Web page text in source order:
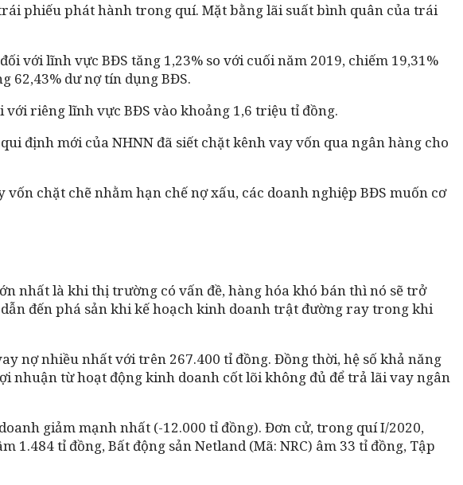
phiếu phát hành trong quí. Mặt bằng lãi suất bình quân của trái
với lĩnh vực BĐS tăng 1,23% so với cuối năm 2019, chiếm 19,31%
62,43% dư nợ tín dụng BĐS.
riêng lĩnh vực BĐS vào khoảng 1,6 triệu tỉ đồng.
định mới của NHNN đã siết chặt kênh vay vốn qua ngân hàng cho
chặt chẽ nhằm hạn chế nợ xấu, các doanh nghiệp BĐS muốn cơ
nhất là khi thị trường có vấn đề, hàng hóa khó bán thì nó sẽ trở
đến phá sản khi kế hoạch kinh doanh trật đường ray trong khi
nợ nhiều nhất với trên 267.400 tỉ đồng. Đồng thời, hệ số khả năng
nhuận từ hoạt động kinh doanh cốt lõi không đủ để trả lãi vay ngân
giảm mạnh nhất (-12.000 tỉ đồng). Đơn cử, trong quí I/2020,
1.484 tỉ đồng, Bất động sản Netland (Mã: NRC) âm 33 tỉ đồng, Tập